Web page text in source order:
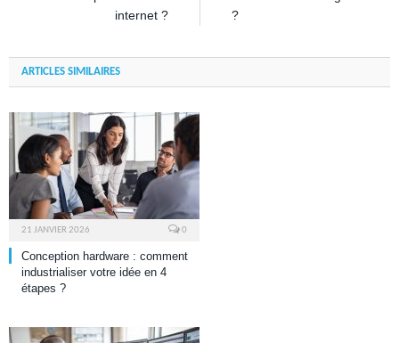
internet ?
?
ARTICLES SIMILAIRES
21 JANVIER 2026 0
Conception hardware : comment
industrialiser votre idée en 4
étapes ?